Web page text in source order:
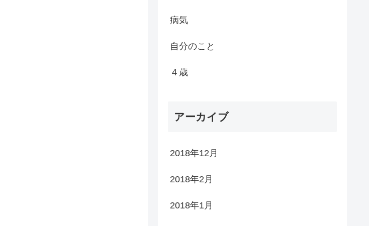
病気
自分のこと
４歳
アーカイブ
2018年12月
2018年2月
2018年1月